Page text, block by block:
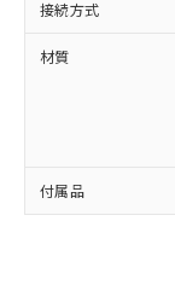
接続方式
材質
付属品
ご
オ
在
事
示
マ
但し、
フタル酸
図的な使
部品在
月が前後
ル) :
DEHP(フタ
※2 環
「ｅ」
準値以
「10」
質が外部
当
ル
武
使
当
場
該
販
法